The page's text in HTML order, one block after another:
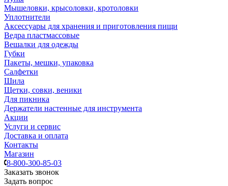
Мышеловки, крысоловки, кротоловки
Уплотнители
Аксессуары для хранения и приготовления пищи
Ведра пластмассовые
Вешалки для одежды
Губки
Пакеты, мешки, упаковка
Салфетки
Шила
Щетки, совки, веники
Для пикника
Держатели настенные для инструмента
Акции
Услуги и сервис
Доставка и оплата
Контакты
Магазин
8-800-300-85-03
Заказать звонок
Задать вопрос